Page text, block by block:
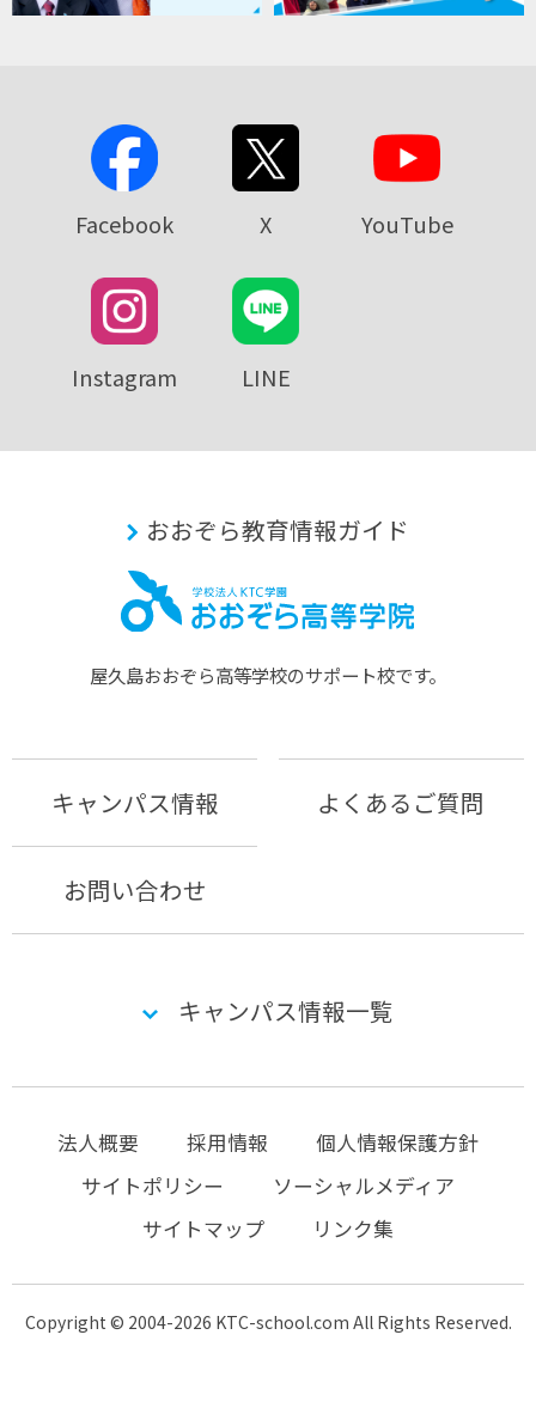
Facebook X YouTube
Instagram LINE
おおぞら教育情報ガイド
屋久島おおぞら⾼等学校のサポート校です。
キャンパス情報 よくあるご質問
お問い合わせ
キャンパス情報一覧
法人概要 採用情報
個人情報保護方針
サイトポリシー
ソーシャルメディア
サイトマップ
リンク集
Copyright © 2004-2026 KTC-school.com All Rights Reserved.